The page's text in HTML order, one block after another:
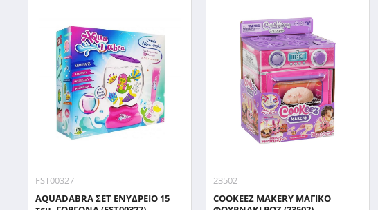
FST00327
AQUADABRA ΣΕΤ ΕΝΥΔΡΕΙΟ 15
23502
COOKEEZ MAKERY ΜΑΓΙΚΟ